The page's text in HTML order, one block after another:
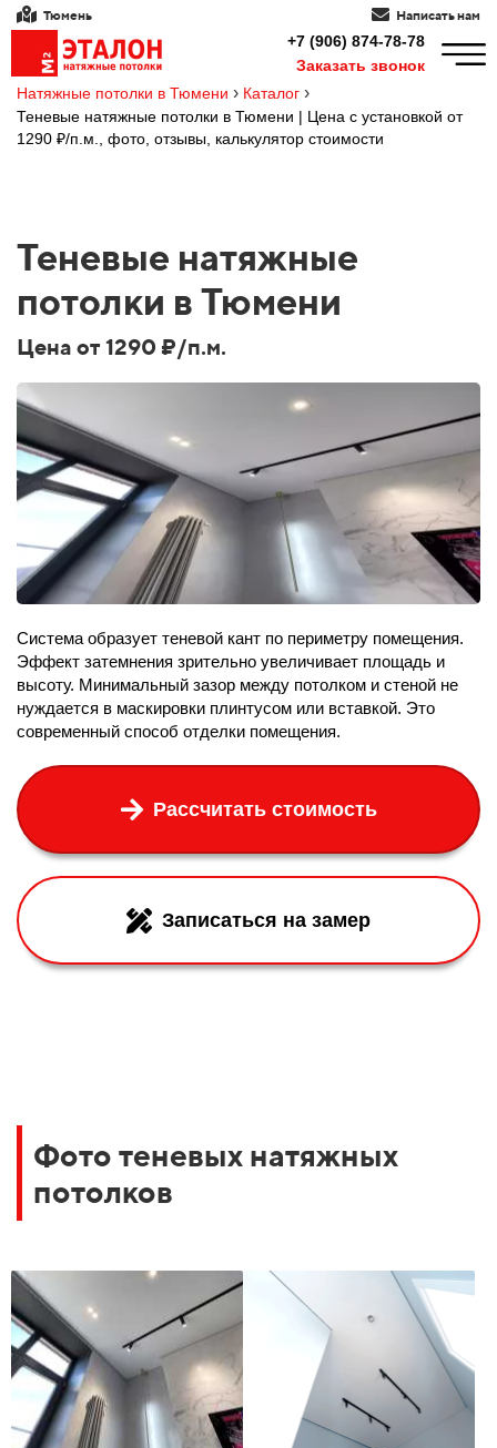
Тюмень Написать нам
+7 (906) 874-78-78
Заказать звонок
Натяжные потолки в Тюмени › Каталог ›
Теневые натяжные потолки в Тюмени | Цена с установкой от
1290 ₽/п.м., фото, отзывы, калькулятор стоимости
Теневые натяжные
потолки в Тюмени
Цена от 1290 ₽/п.м.
Система образует теневой кант по периметру помещения.
Эффект затемнения зрительно увеличивает площадь и
высоту. Минимальный зазор между потолком и стеной не
нуждается в маскировки плинтусом или вставкой. Это
современный способ отделки помещения.
Рассчитать стоимость
Записаться на замер
Фото теневых натяжных
потолков